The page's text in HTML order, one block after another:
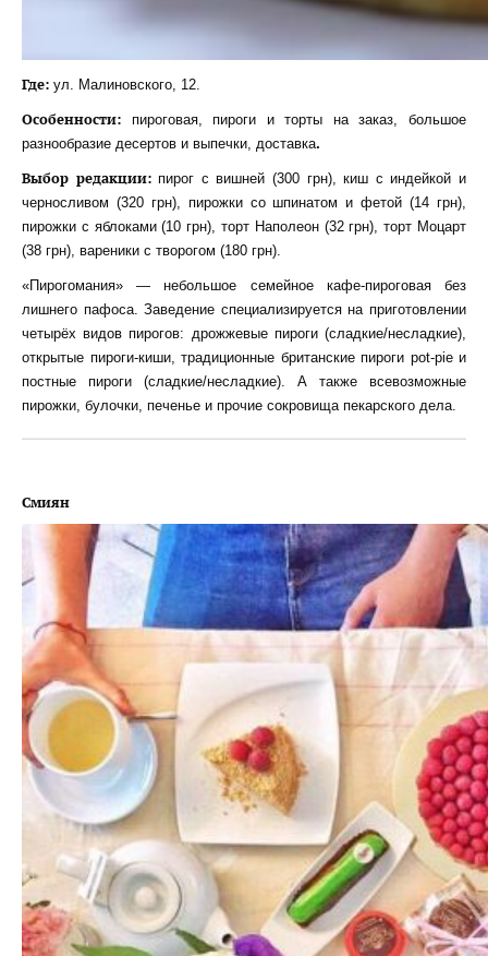
Где: ул. Малиновского, 12.
Особенности:
пироговая, пироги и торты на заказ, большое
разнообразие десертов и выпечки, доставка.
Выбор редакции: пирог с вишней (300 грн), киш с индейкой и
черносливом (320 грн), пирожки со шпинатом и фетой (14 грн),
пирожки с яблоками (10 грн), торт Наполеон (32 грн), торт Моцарт
(38 грн), вареники с творогом (180 грн).
«Пирогомания» — небольшое семейное кафе-пироговая без
лишнего пафоса. Заведение специализируется на приготовлении
четырёх видов пирогов: дрожжевые пироги (сладкие/несладкие),
открытые пироги-киши, традиционные британские пироги pot-pie и
постные пироги (сладкие/несладкие). А также всевозможные
пирожки, булочки, печенье и прочие сокровища пекарского дела.
Смиян